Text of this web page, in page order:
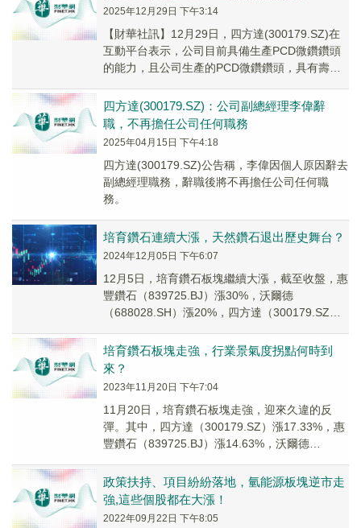
2025年12月29日 下午3:14
【財華社訊】12月29日，四方達(300179.SZ)在
互動平台表示，公司目前具備生產PCD微鑽鑽頭
的能力，且公司生產的PCD微鑽鑽頭，具有壽命
四方達(300179.SZ)：公司副總經理李偉辭
職，不再擔任公司任何職務
2025年04月15日 下午4:18
四方達(300179.SZ)公告稱，李偉因個人原因辭去
副總經理職務，辭職後將不再擔任公司任何職
務。
培育鑽石連續大漲，天然鑽石退出歷史舞台？
2024年12月05日 下午6:07
12月5日，培育鑽石板塊繼續大漲，截至收盤，惠
豐鑽石（839725.BJ）漲30%，沃爾德
（688028.SH）漲20%，四方達（300179.SZ）
培育鑽石板塊走強，行業景氣度拐點何時到
來？
2023年11月20日 下午7:04
11月20日，培育鑽石板塊走強，迎來久違的反
彈。其中，四方達（300179.SZ）漲17.33%，惠
豐鑽石（839725.BJ）漲14.63%，沃爾德
政策扶持、項目紛紛落地，氫能源板塊逆市走
強,這些個股都在大漲！
2022年09月22日 下午8:05